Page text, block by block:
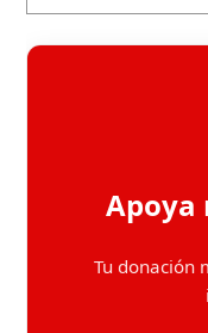
Apoya
Tu donación